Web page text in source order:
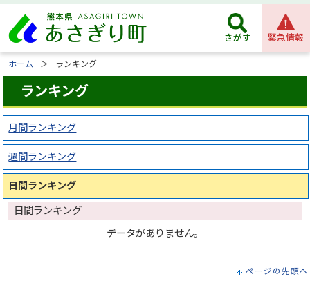
さがす 緊急情報
ホーム ランキング
ランキング
月間ランキング
週間ランキング
日間ランキング
日間ランキング
データがありません。
ページの先頭へ